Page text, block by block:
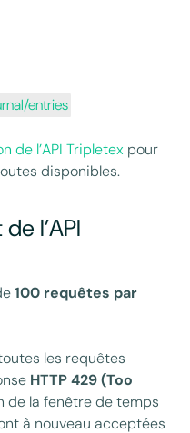
entries
de l’API Tripletex pour
disponibles.
l’API
100 requêtes par
les requêtes
HTTP 429 (Too
de la fenêtre de temps
à nouveau acceptées